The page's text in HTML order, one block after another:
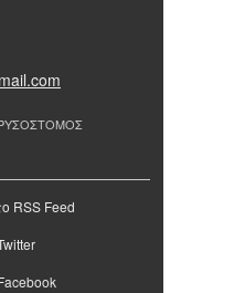
RSS Feed